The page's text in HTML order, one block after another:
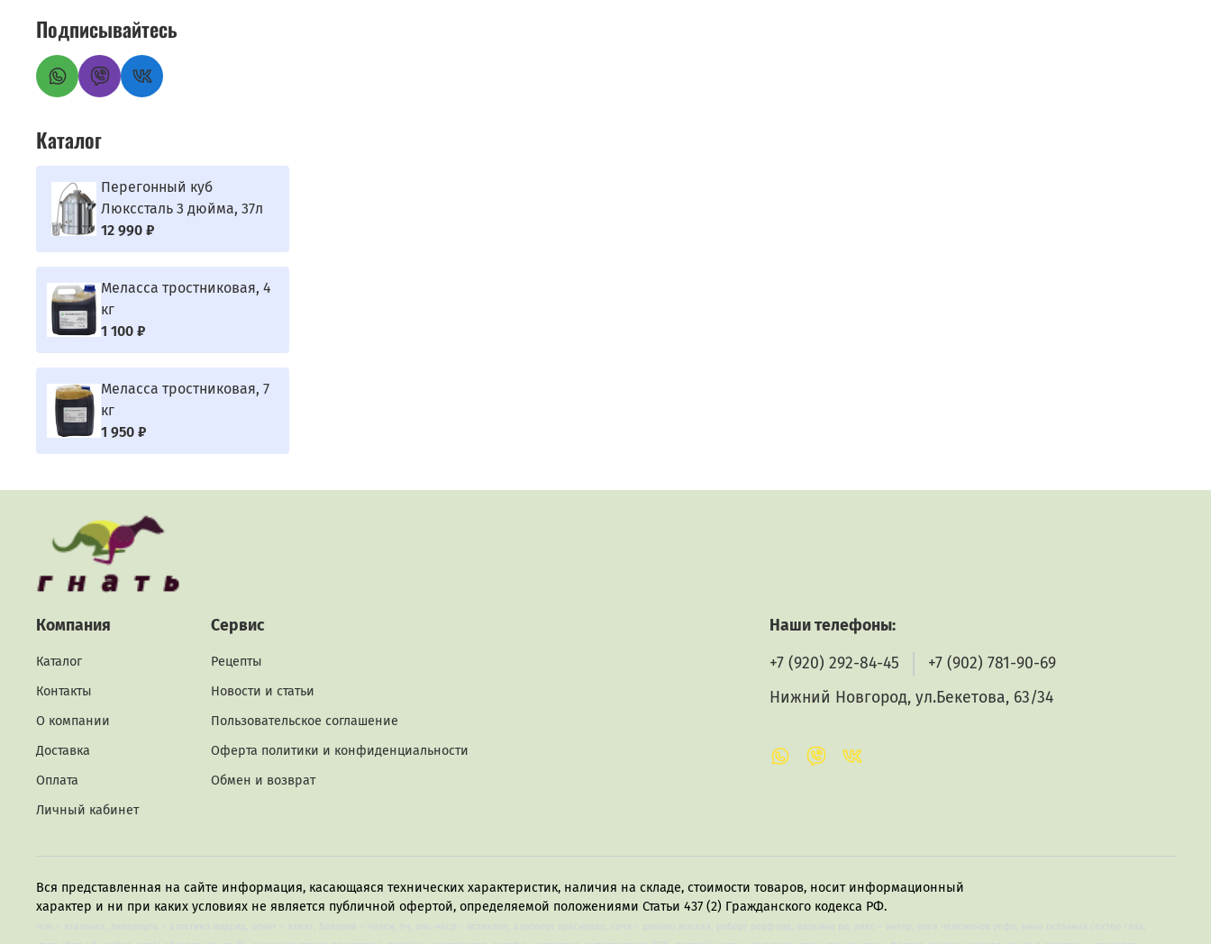
Подписывайтесь
Каталог
Перегонный куб
Люкссталь 3 дюйма, 37л
12 990 ₽
Меласса тростниковая, 4
кг
1 100 ₽
Меласса тростниковая, 7
кг
1 950 ₽
Компания
Каталог
Контакты
О компании
Доставка
Оплата
Личный кабинет
Сервис
Рецепты
Новости и статьи
Пользовательское соглашение
Оферта политики и конфиденциальности
Обмен и возврат
Наши телефоны:
+7 (920) 292-84-45
+7 (902) 781-90-69
Нижний Новгород, ул.Бекетова, 63/34
Вся представленная на сайте информация, касающаяся технических характеристик, наличия на складе, стоимости товаров, носит информационный
характер и ни при каких условиях не является публичной офертой, определяемой положениями Статьи 437 (2) Гражданского кодекса РФ.